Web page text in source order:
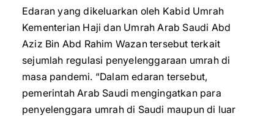
Edaran yang dikeluarkan oleh Kabid Umrah
Kementerian Haji dan Umrah Arab Saudi Abd
Aziz Bin Abd Rahim Wazan tersebut terkait
sejumlah regulasi penyelenggaraan umrah di
masa pandemi. “Dalam edaran tersebut,
pemerintah Arab Saudi mengingatkan para
penyelenggara umrah di Saudi maupun di luar